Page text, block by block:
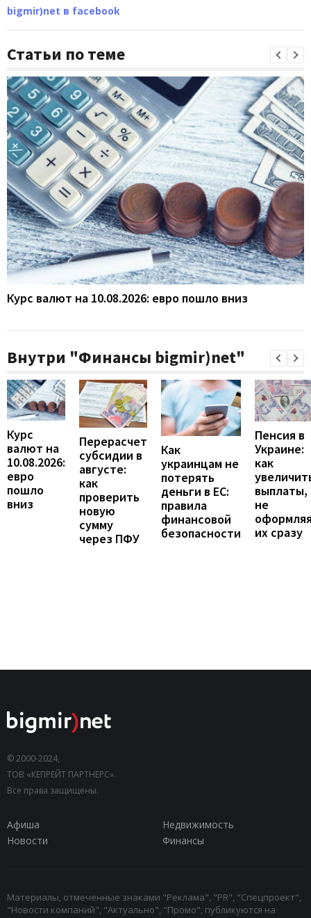
bigmir)net в facebook
Статьи по теме
Курс валют на 10.08.2026: евро пошло вниз
Внутри "Финансы bigmir)net"
Курс
валют на
10.08.2026:
евро
пошло
вниз
Перерасчет
субсидии в
августе:
как
проверить
новую
сумму
через ПФУ
Как
украинцам не
потерять
деньги в ЕС:
правила
финансовой
безопасности
Пенсия в
Украине:
как
выплаты,
не
их сразу
© 2000-2024,
ТОВ «КЕПРЕЙТ ПАРТНЕРС».
Все права защищены.
Афиша
Недвижимость
Новости
Финансы
Материалы, отмеченные знаками "Реклама", "PR", "Спецпроект",
"Новости компаний", "Актуально", "Промо", публикуются на